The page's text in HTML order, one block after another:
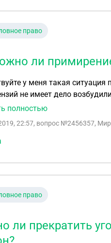
право
ли
у меня такая
не имеет дело
158 ук рф тогда дело было
полностью
22:57, вопрос №2456357,
право
ли прекратить